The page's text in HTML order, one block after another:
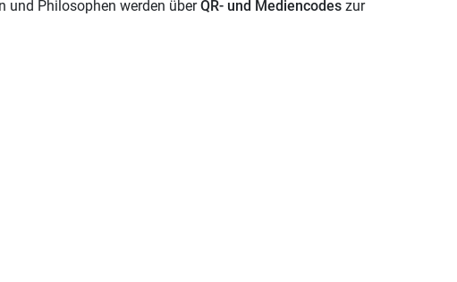
und Philosophen werden überQR- und Mediencodeszur